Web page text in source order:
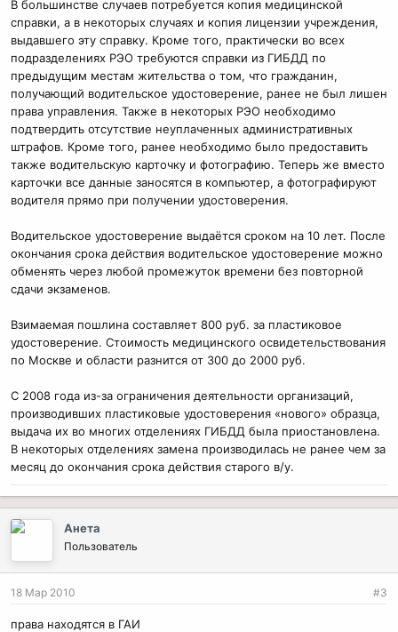
В большинстве случаев потребуется копия медицинской
справки, а в некоторых случаях и копия лицензии учреждения,
выдавшего эту справку. Кроме того, практически во всех
подразделениях РЭО требуются справки из ГИБДД по
предыдущим местам жительства о том, что гражданин,
получающий водительское удостоверение, ранее не был лишен
права управления. Также в некоторых РЭО необходимо
подтвердить отсутствие неуплаченных административных
штрафов. Кроме того, ранее необходимо было предоставить
также водительскую карточку и фотографию. Теперь же вместо
карточки все данные заносятся в компьютер, а фотографируют
водителя прямо при получении удостоверения.
Водительское удостоверение выдаётся сроком на 10 лет. После
окончания срока действия водительское удостоверение можно
обменять через любой промежуток времени без повторной
сдачи экзаменов.
Взимаемая пошлина составляет 800 руб. за пластиковое
удостоверение. Стоимость медицинского освидетельствования
по Москве и области разнится от 300 до 2000 руб.
С 2008 года из-за ограничения деятельности организаций,
производивших пластиковые удостоверения «нового» образца,
выдача их во многих отделениях ГИБДД была приостановлена.
В некоторых отделениях замена производилась не ранее чем за
месяц до окончания срока действия старого в/у.
Анета
Пользователь
18 Мар 2010 #3
права находятся в ГАИ